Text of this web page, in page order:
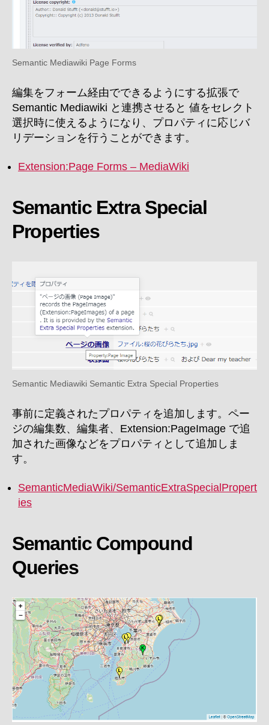
Semantic Mediawiki Page Forms
編集をフォーム経由でできるようにする拡張で
Semantic Mediawiki と連携させると 値をセレクト
選択時に使えるようになり、プロパティに応じバ
リデーションを行うことができます。
Extension:Page Forms – MediaWiki
Semantic Extra Special
Properties
Semantic Mediawiki Semantic Extra Special Properties
事前に定義されたプロパティを追加します。ペー
ジの編集数、編集者、Extension:PageImage で追
加された画像などをプロパティとして追加しま
す。
SemanticMediaWiki/SemanticExtraSpecialPropert
ies
Semantic Compound
Queries